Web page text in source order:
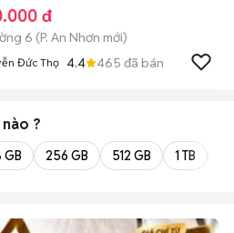
đ
6 (P. An Nhơn mới)
Đức Thọ 4.4 465 đã bán
nào ?
GB 256 GB 512 GB 1 TB